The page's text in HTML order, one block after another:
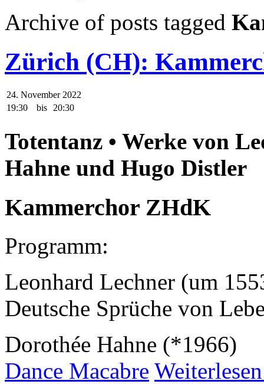
Archive of posts tagged
Zürich (CH):
24. November 2022
19:30
bis 20:30
Totentanz • Werke von
Hahne und Hugo Distler
Kammerchor ZHdK
Programm:
Leonhard Lechner (um
Deutsche Sprüche von
Dorothée Hahne (*1966)
Dance Macabre